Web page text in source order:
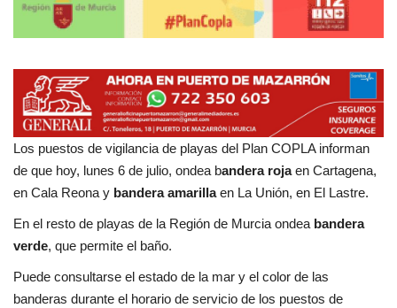
Empresas
Los puestos de vigilancia de playas del Plan COPLA informan
de que hoy, lunes 6 de julio, ondea bandera rojaen Cartagena,
en Cala Reona y bandera amarillaen La Unión, en El Lastre.
En el resto de playas de la Región de Murcia ondea bandera
verde, que permite el baño.
Puede consultarse el estado de la mar y el color de las
banderas durante el horario de servicio de los puestos de